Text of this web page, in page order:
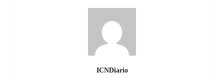
ICNDiario